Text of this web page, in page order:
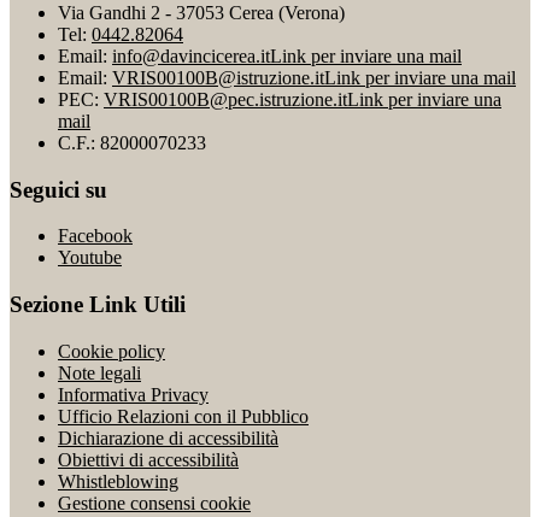
Via Gandhi 2 - 37053 Cerea (Verona)
Tel: 0442.82064
Email: info@davincicerea.itLink per inviare una mail
Email: VRIS00100B@istruzione.itLink per inviare una mail
PEC: VRIS00100B@pec.istruzione.itLink per inviare una
mail
C.F.: 82000070233
Seguici su
Facebook
Youtube
Sezione Link Utili
Cookie policy
Note legali
Informativa Privacy
Ufficio Relazioni con il Pubblico
Dichiarazione di accessibilità
Obiettivi di accessibilità
Whistleblowing
Gestione consensi cookie